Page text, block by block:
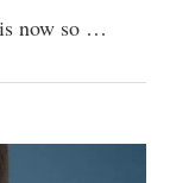
now so …